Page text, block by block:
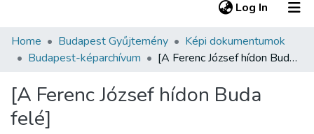
Log In (current)
Communities & Collections
Statistics
About us
Home Budapest Gyűjtemény
Képi dokumentumok
Budapest-képarchívum
[A Ferenc József hídon Buda felé]
[A Ferenc József hídon Buda
felé]